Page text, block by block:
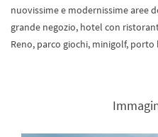
nuovissime e modernissime aree
grande negozio, hotel con
Reno, parco giochi, minigolf, porto